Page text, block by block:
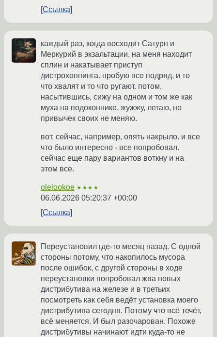
Ссылка
каждый раз, когда восходит Сатурн и
Меркурий в экзальтации, на меня находит
сплин и накатывает приступ
дистрохоппинга. пробую все подряд, и то
что хвалят и то что ругают. потом,
насытившись, сижу на одном и том же как
муха на подоконнике. жужжу, летаю, но
привычек своих не меняю.
вот, сейчас, например, опять накрыло. и все
что было интересно - все попробовал.
сейчас еще пару вариантов воткну и на
этом все.
olelookoe ★★★★
06.06.2026 05:20:37 +00:00
Ссылка
Переустановил где-то месяц назад. С одной
стороны потому, что накопилось мусора
после ошибок, с другой стороны в ходе
переустановки попробовал жва новых
дистрибутива на железе и в третьих
посмотреть как себя ведёт установка моего
дистрибутива сегодня. Потому что всё течёт,
всё меняется. И был разочарован. Похоже
дистрибутивы начинают идти куда-то не